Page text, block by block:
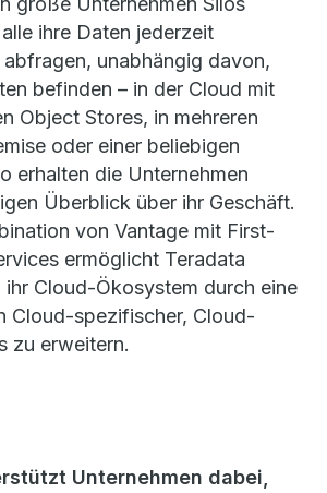
ihre Daten jederzeit
unabhängig davon,
befinden – in der Cloud mit
Object Stores, in mehreren
oder einer beliebigen
erhalten die Unternehmen
Überblick über ihr Geschäft.
von Vantage mit First-
ermöglicht Teradata
ihr Cloud-Ökosystem durch eine
Cloud-spezifischer, Cloud-
zu erweitern.
Unternehmen dabei,